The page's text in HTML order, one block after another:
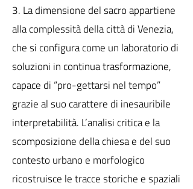
3. La dimensione del sacro appartiene
alla complessità della città di Venezia,
che si configura come un laboratorio di
soluzioni in continua trasformazione,
capace di “pro-gettarsi nel tempo”
grazie al suo carattere di inesauribile
interpretabilità. L’analisi critica e la
scomposizione della chiesa e del suo
contesto urbano e morfologico
ricostruisce le tracce storiche e spaziali